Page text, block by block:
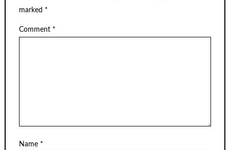
marked *
Comment *
Name *